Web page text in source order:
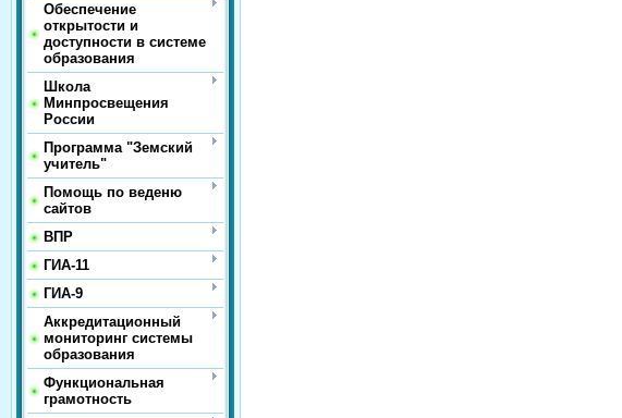
Обеспечение
открытости и
доступности в системе
образования
Школа
Минпросвещения
России
Программа "Земский
учитель"
Помощь по веденю
сайтов
ВПР
ГИА-11
ГИА-9
Аккредитационный
мониторинг системы
образования
Функциональная
грамотность